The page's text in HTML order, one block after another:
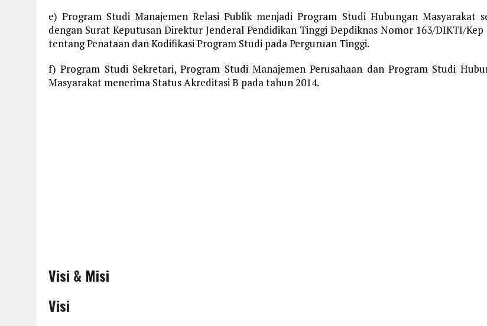
e) Program Studi Manajemen Relasi Publik menjadi Program Studi Hubungan Masyarakat
dengan Surat Keputusan Direktur Jenderal Pendidikan Tinggi Depdiknas Nomor 163/DIKTI/Kep
tentang Penataan dan Kodifikasi Program Studi pada Perguruan Tinggi.
f) Program Studi Sekretari, Program Studi Manajemen Perusahaan dan Program Studi
Masyarakat menerima Status Akreditasi B pada tahun 2014.
Visi & Misi
Visi